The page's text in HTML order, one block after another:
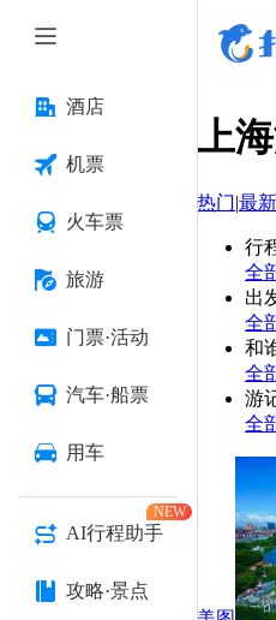
酒店
机票
火车票
旅游
门票·活动
汽车·船票
用车
AI行程助手
NEW
攻略·景点
上海
热门|最新
行
全
出
全
和
全
游
全